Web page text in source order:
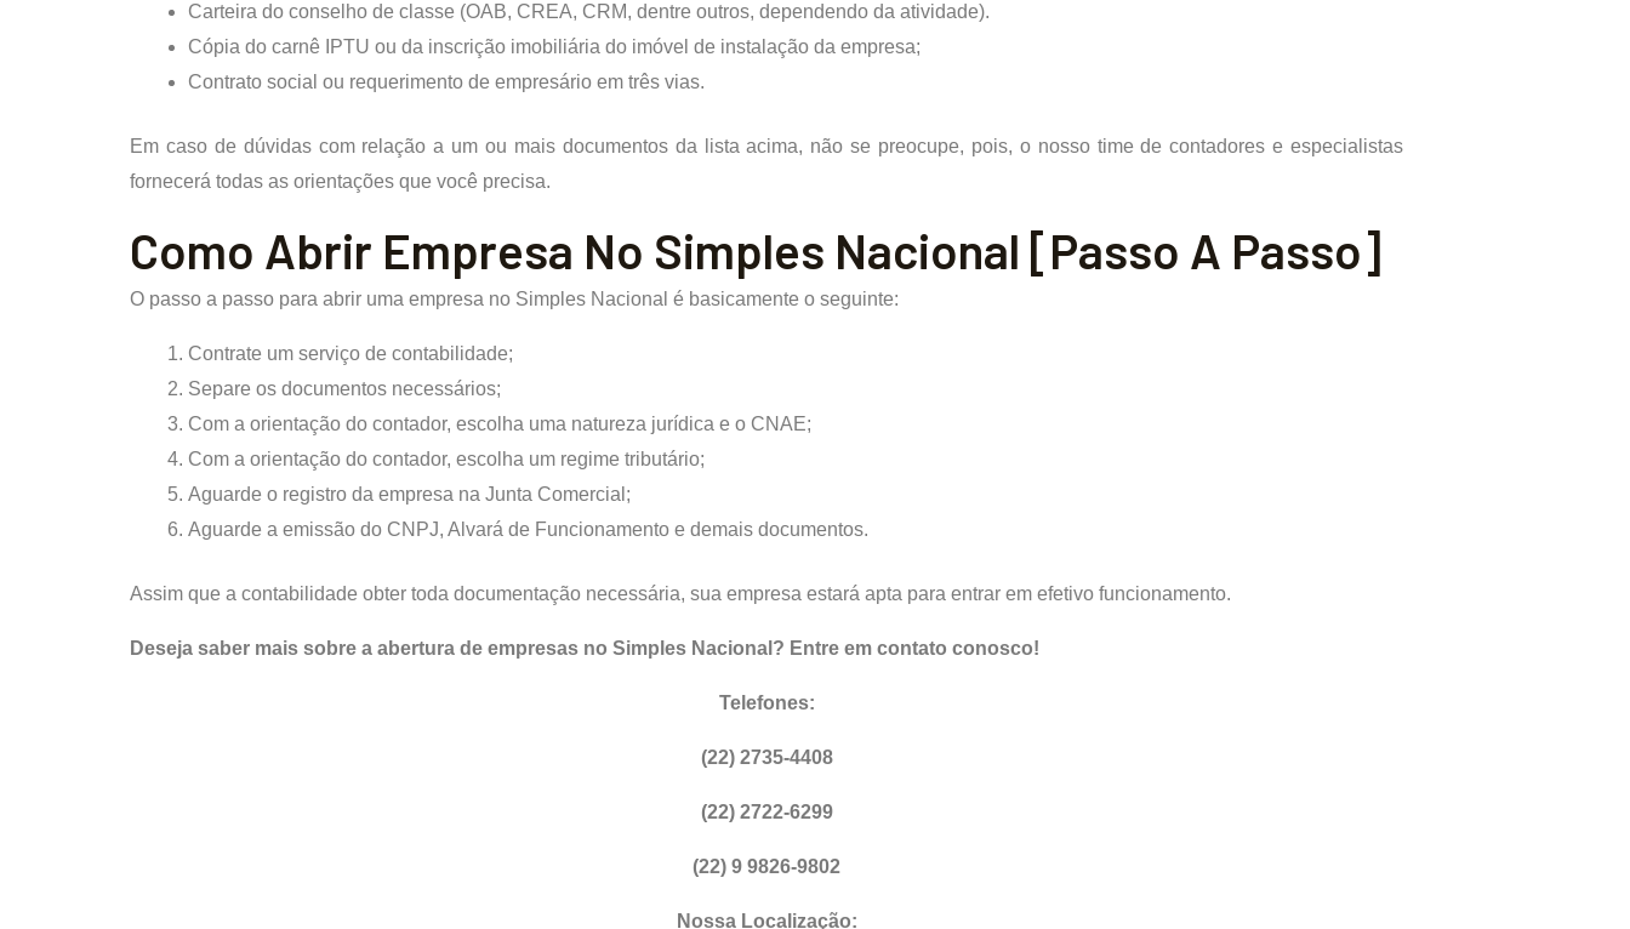
Carteira do conselho de classe (OAB, CREA, CRM, dentre outros, dependendo da atividade).
Cópia do carnê IPTU ou da inscrição imobiliária do imóvel de instalação da empresa;
Contrato social ou requerimento de empresário em três vias.
Em caso de dúvidas com relação a um ou mais documentos da lista acima, não se preocupe, pois, o nosso time de contadores e especialistas
fornecerá todas as orientações que você precisa.
Como Abrir Empresa No Simples Nacional [Passo A Passo]
O passo a passo para abrir uma empresa no Simples Nacional é basicamente o seguinte:
Contrate um serviço de contabilidade;
Separe os documentos necessários;
Com a orientação do contador, escolha uma natureza jurídica e o CNAE;
Com a orientação do contador, escolha um regime tributário;
Aguarde o registro da empresa na Junta Comercial;
Aguarde a emissão do CNPJ, Alvará de Funcionamento e demais documentos.
Assim que a contabilidade obter toda documentação necessária, sua empresa estará apta para entrar em efetivo funcionamento.
Deseja saber mais sobre a abertura de empresas no Simples Nacional? Entre em contato conosco!
Telefones:
(22) 2735-4408
(22) 2722-6299
(22) 9 9826-9802
Nossa Localização: